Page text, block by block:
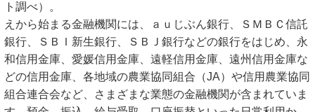
ト調べ）。
えから始まる金融機関には、ａｕじぶん銀行、ＳＭＢＣ信託
銀行、ＳＢＩ新生銀行、ＳＢＪ銀行などの銀行をはじめ、永
和信用金庫、愛媛信用金庫、遠軽信用金庫、遠州信用金庫な
どの信用金庫、各地域の農業協同組合（JA）や信用農業協同
組合連合会など、さまざまな業態の金融機関が含まれていま